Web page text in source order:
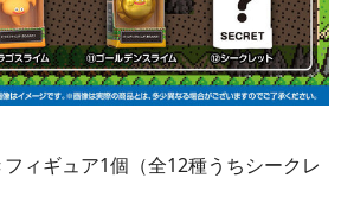
ィギュア1個（全12種うちシークレ